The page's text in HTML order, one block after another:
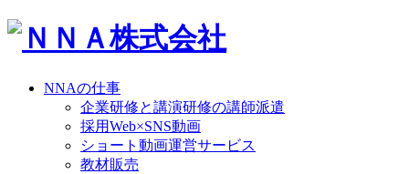
NNAの仕事
企業研修と講演研修の講師派遣
採用Web×SNS動画
ショート動画運営サービス
教材販売